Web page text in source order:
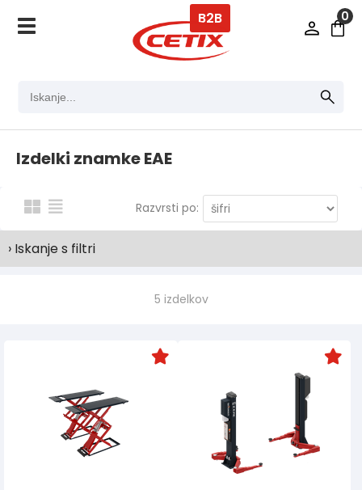
0
B2B
Izdelki znamke EAE
Razvrsti po:
› Iskanje s filtri
5 izdelkov